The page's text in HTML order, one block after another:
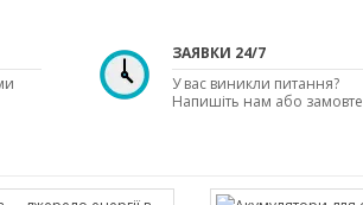
ЗАЯВКИ 24/7
У вас виникли питання?
Напишіть нам або замовте